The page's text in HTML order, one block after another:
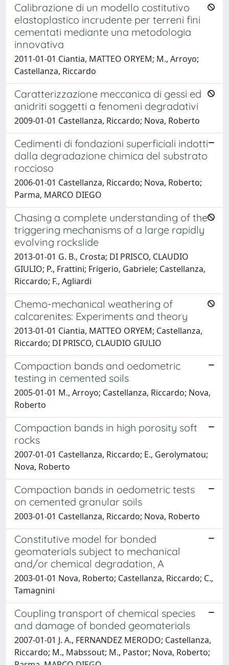
Calibrazione di un modello costitutivo
elastoplastico incrudente per terreni fini
cementati mediante una metodologia
innovativa
2011-01-01 Ciantia, MATTEO ORYEM; M., Arroyo;
Castellanza, Riccardo
Caratterizzazione meccanica di gessi ed
anidriti soggetti a fenomeni degradativi
2009-01-01 Castellanza, Riccardo; Nova, Roberto
Cedimenti di fondazioni superficiali indotti
dalla degradazione chimica del substrato
roccioso
2006-01-01 Castellanza, Riccardo; Nova, Roberto;
Parma, MARCO DIEGO
Chasing a complete understanding of the
triggering mechanisms of a large rapidly
evolving rockslide
2013-01-01 G. B., Crosta; DI PRISCO, CLAUDIO
GIULIO; P., Frattini; Frigerio, Gabriele; Castellanza,
Riccardo; F., Agliardi
Chemo-mechanical weathering of
calcarenites: Experiments and theory
2013-01-01 Ciantia, MATTEO ORYEM; Castellanza,
Riccardo; DI PRISCO, CLAUDIO GIULIO
Compaction bands and oedometric
testing in cemented soils
2005-01-01 M., Arroyo; Castellanza, Riccardo; Nova,
Roberto
Compaction bands in high porosity soft
rocks
2007-01-01 Castellanza, Riccardo; E., Gerolymatou;
Nova, Roberto
Compaction bands in oedometric tests
on cemented granular soils
2003-01-01 Castellanza, Riccardo; Nova, Roberto
Constitutive model for bonded
geomaterials subject to mechanical
and/or chemical degradation, A
2003-01-01 Nova, Roberto; Castellanza, Riccardo; C.,
Tamagnini
Coupling transport of chemical species
and damage of bonded geomaterials
2007-01-01 J. A., FERNANDEZ MERODO; Castellanza,
Riccardo; M., Mabssout; M., Pastor; Nova, Roberto;